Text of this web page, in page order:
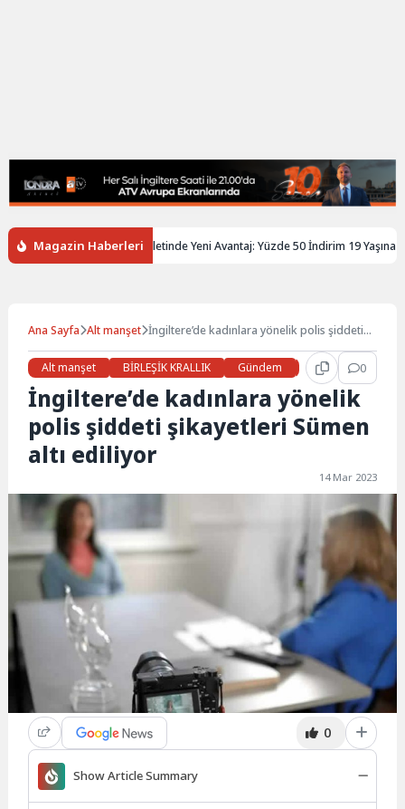
Magazin Haberleri
Gençlere Tren Biletinde Yeni Avantaj: Yüzde 50 İndirim 19 Yaşına
Ana Sayfa Alt manşet İngiltere’de kadınlara yönelik polis şiddeti
Alt manşet
BİRLEŞİK KRALLIK Gündem Haberler 0
İngiltere’de kadınlara yönelik
polis şiddeti şikayetleri Sümen
altı ediliyor
14 Mar 2023
0
Show Article Summary